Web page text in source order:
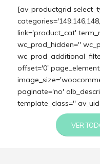
[av_productgrid
link='product_cat'
wc_prod_hidden=''
offset='0'
paginate='no'
template_class=''
VER